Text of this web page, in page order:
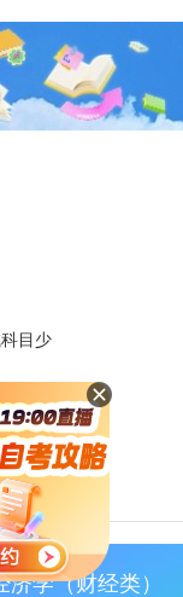
目少
济学（财经类）